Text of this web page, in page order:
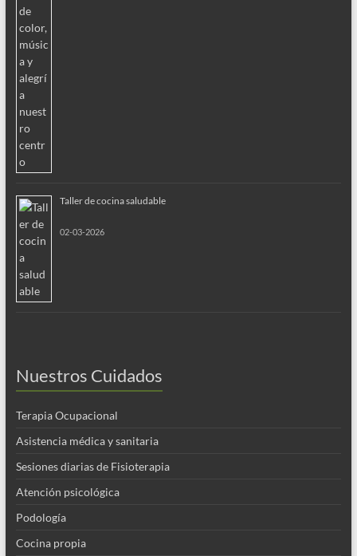
Taller de cocina saludable
02-03-2026
Nuestros Cuidados
Terapia Ocupacional
Asistencia médica y sanitaria
Sesiones diarias de Fisioterapia
Atención psicológica
Podología
Cocina propia